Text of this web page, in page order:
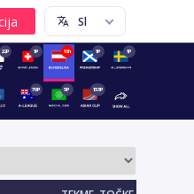
22P 1P 18h 1P 1P
70P 5P 153P